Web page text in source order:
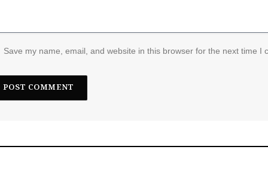
Save my name, email, and website in this browser for the next time I